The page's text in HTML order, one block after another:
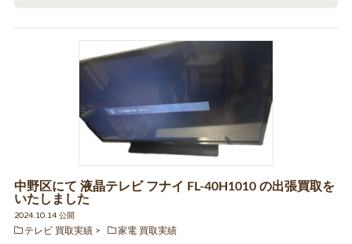
中野区にて 液晶テレビ フナイ FL-40H1010 の出張買取を
いたしました
2024.10.14 公開
テレビ 買取実績
家電 買取実績